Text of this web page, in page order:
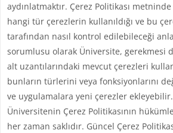
aydınlatmaktır. Çerez Politikası
hangi tür çerezlerin kullanıldığı ve bu
tarafından nasıl kontrol edilebileceği
sorumlusu olarak Üniversite, gerekmesi
alt uzantılarındaki mevcut çerezleri
bunların türlerini veya fonksiyonlarını
ve uygulamalara yeni çerezler
Üniversitenin Çerez Politikasının
her zaman saklıdır. Güncel Çerez